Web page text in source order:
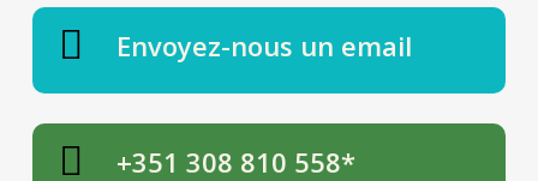
Envoyez-nous un email
+351 308 810 558*